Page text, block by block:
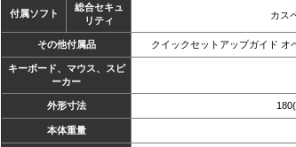
付属ソフト
総合セキュ
リティ
カス
その他付属品 クイックセットアップガイド オ
キーボード、マウス、スピ
ーカー
外形寸法
本体重量